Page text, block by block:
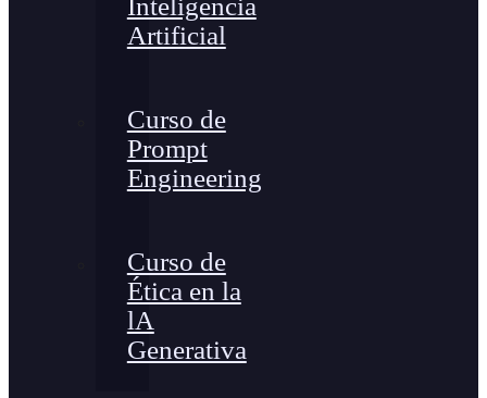
Inteligencia
Artificial
Curso de
Prompt
Engineering
Curso de
Ética en la
lA
Generativa